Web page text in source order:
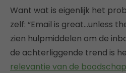
Want wat is eigenlijk het
zelf: “Email is great…unless
zien hulpmiddelen om de
de achterliggende trend is
relevantie van de boodschap